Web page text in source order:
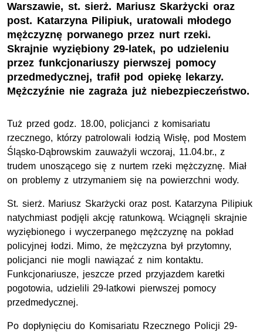
Warszawie, st. sierż. Mariusz Skarżycki oraz
post. Katarzyna Pilipiuk, uratowali młodego
mężczyznę porwanego przez nurt rzeki.
Skrajnie wyziębiony 29-latek, po udzieleniu
przez funkcjonariuszy pierwszej pomocy
przedmedycznej, trafił pod opiekę lekarzy.
Mężczyźnie nie zagraża już niebezpieczeństwo.
Tuż przed godz. 18.00, policjanci z komisariatu
rzecznego, którzy patrolowali łodzią Wisłę, pod Mostem
Śląsko-Dąbrowskim zauważyli wczoraj, 11.04.br., z
trudem unoszącego się z nurtem rzeki mężczyznę. Miał
on problemy z utrzymaniem się na powierzchni wody.
St. sierż. Mariusz Skarżycki oraz post. Katarzyna Pilipiuk
natychmiast podjęli akcję ratunkową. Wciągnęli skrajnie
wyziębionego i wyczerpanego mężczyznę na pokład
policyjnej łodzi. Mimo, że mężczyzna był przytomny,
policjanci nie mogli nawiązać z nim kontaktu.
Funkcjonariusze, jeszcze przed przyjazdem karetki
pogotowia, udzielili 29-latkowi pierwszej pomocy
przedmedycznej.
Po dopłynięciu do Komisariatu Rzecznego Policji 29-